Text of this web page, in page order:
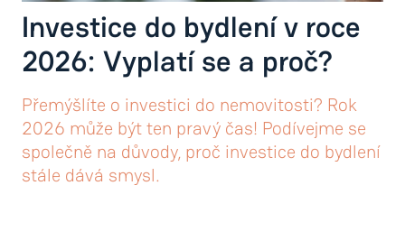
Investice do bydlení v roce
2026: Vyplatí se a proč?
Přemýšlíte o investici do nemovitosti? Rok
2026 může být ten pravý čas! Podívejme se
společně na důvody, proč investice do bydlení
stále dává smysl.